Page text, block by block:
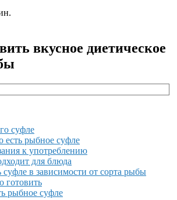
вкусное диетическое
суфле
есть рыбное суфле
к употреблению
для блюда
в зависимости от сорта рыбы
готовить
рыбное суфле